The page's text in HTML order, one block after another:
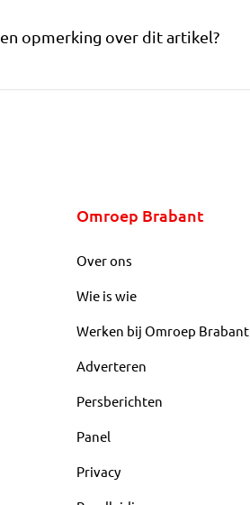
opmerking over dit artikel?
Omroep Brabant
Over ons
Wie is wie
Werken bij Omroep Brabant
Adverteren
Persberichten
Panel
Privacy